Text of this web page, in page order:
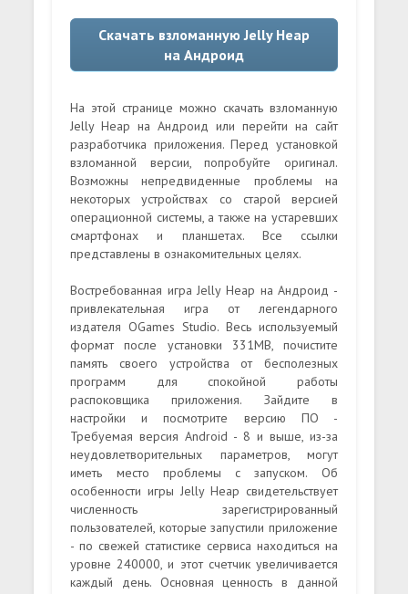
Скачать взломанную Jelly Heap
на Андроид
На этой странице можно скачать взломанную
Jelly Heap на Андроид или перейти на сайт
разработчика приложения. Перед установкой
взломанной версии, попробуйте оригинал.
Возможны непредвиденные проблемы на
некоторых устройствах со старой версией
операционной системы, а также на устаревших
смартфонах и планшетах. Все ссылки
представлены в ознакомительных целях.
Востребованная игра Jelly Heap на Андроид -
привлекательная игра от легендарного
издателя OGames Studio. Весь используемый
формат после установки 331MB, почистите
память своего устройства от бесполезных
программ для спокойной работы
распоковщика приложения. Зайдите в
настройки и посмотрите версию ПО -
Требуемая версия Android - 8 и выше, из-за
неудовлетворительных параметров, могут
иметь место проблемы с запуском. Об
особенности игры Jelly Heap свидетельствует
численность зарегистрированный
пользователей, которые запустили приложение
- по свежей статистике сервиса находиться на
уровне 240000, и этот счетчик увеличивается
каждый день. Основная ценность в данной